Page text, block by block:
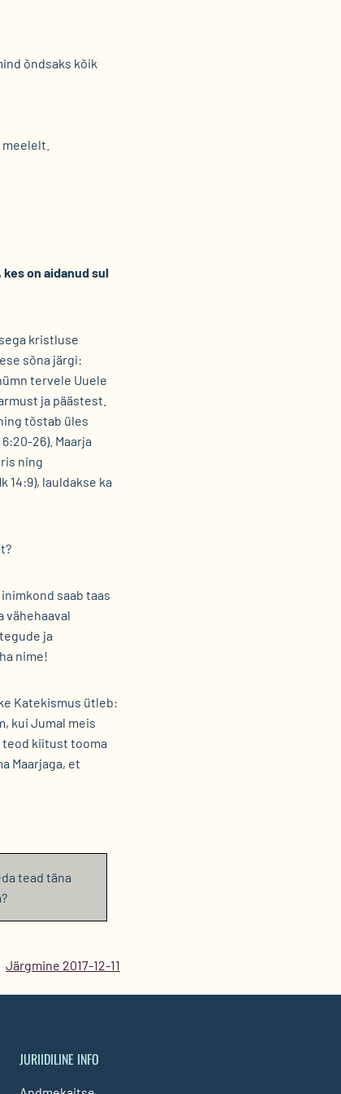
õndsaks kõik
on aidanud sul
kristluse
sõna järgi:
tervele Uuele
ja päästest.
tõstab üles
26). Maarja
ning
14:9), lauldakse ka
saab taas
vähehaaval
ja
nime!
Katekismus ütleb:
kui Jumal meis
teod kiitust tooma
Maarjaga, et
tead täna
Järgmine 2017-12-11
JURIIDILINE INFO